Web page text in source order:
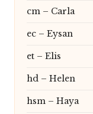
cm – Carla
ec – Eysan
et – Elis
hd – Helen
hsm – Haya